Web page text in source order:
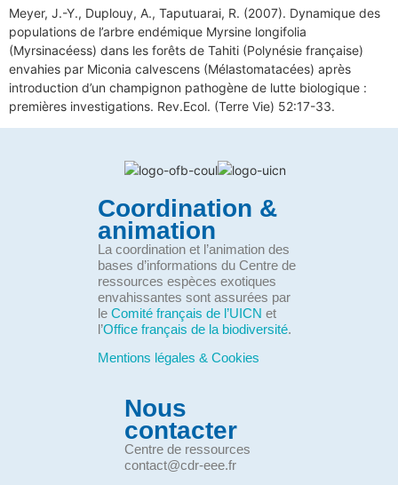
Meyer, J.-Y., Duplouy, A., Taputuarai, R. (2007). Dynamique des
populations de l’arbre endémique Myrsine longifolia
(Myrsinacéess) dans les forêts de Tahiti (Polynésie française)
envahies par Miconia calvescens (Mélastomatacées) après
introduction d’un champignon pathogène de lutte biologique :
premières investigations. Rev.Ecol. (Terre Vie) 52:17-33.
Coordination &
animation
La coordination et l’animation des
bases d’informations du Centre de
ressources espèces exotiques
envahissantes sont assurées par
le Comité français de l’UICN et
l’Office français de la biodiversité.
Mentions légales & Cookies
Nous
contacter
Centre de ressources
contact@cdr-eee.fr